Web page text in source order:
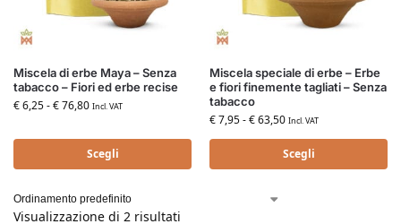
Miscela di erbe Maya – Senza
tabacco – Fiori ed erbe recise
€6,25-€76,80 Incl. VAT
Scegli
Miscela speciale di erbe – Erbe
e fiori finemente tagliati – Senza
tabacco
€7,95-€63,50 Incl. VAT
Scegli
Visualizzazione di 2 risultati